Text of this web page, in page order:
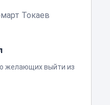
Токаев
желающих выйти из